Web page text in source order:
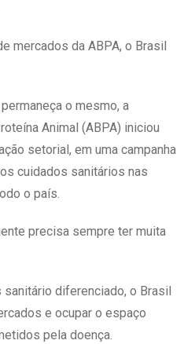
mercados da ABPA, o Brasil
o mesmo, a
Animal (ABPA) iniciou
setorial, em uma campanha
cuidados sanitários nas
o país.
precisa sempre ter muita
diferenciado, o Brasil
e ocupar o espaço
pela doença.